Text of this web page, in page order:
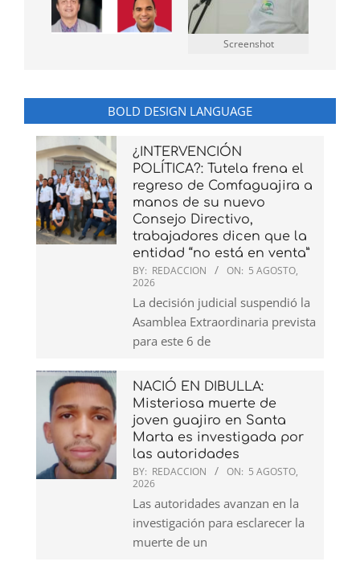
Screenshot
BOLD DESIGN LANGUAGE
¿INTERVENCIÓN
POLÍTICA?: Tutela frena el
regreso de Comfaguajira a
manos de su nuevo
Consejo Directivo,
trabajadores dicen que la
entidad “no está en venta”
BY: REDACCION ON: 5 AGOSTO,
2026
La decisión judicial suspendió la
Asamblea Extraordinaria prevista
para este 6 de
NACIÓ EN DIBULLA:
Misteriosa muerte de
joven guajiro en Santa
Marta es investigada por
las autoridades
BY: REDACCION ON: 5 AGOSTO,
2026
Las autoridades avanzan en la
investigación para esclarecer la
muerte de un